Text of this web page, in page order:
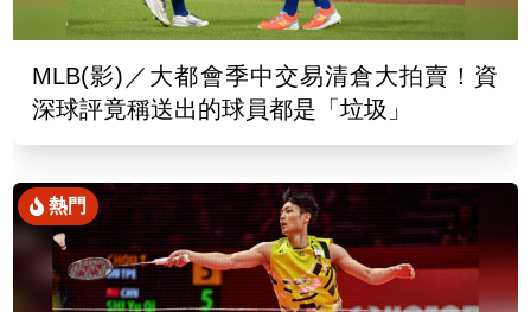
MLB(影)／大都會季中交易清倉大拍賣！資
深球評竟稱送出的球員都是「垃圾」
熱門